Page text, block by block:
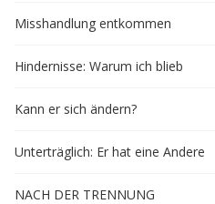
Misshandlung entkommen
Hindernisse: Warum ich blieb
Kann er sich ändern?
Unterträglich: Er hat eine Andere
NACH DER TRENNUNG